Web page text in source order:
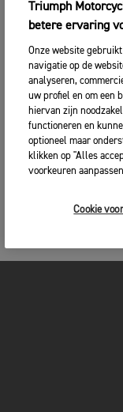
Triumph
betere ervaring
Onze website
navigatie op de
analyseren,
uw profiel en om een
hiervan zijn
functioneren en
optioneel maar
klikken op "Alles
voorkeuren
Cookie